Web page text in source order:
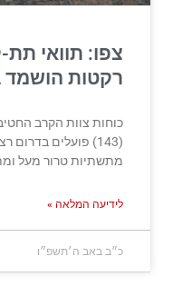
צפו: תוואי
רקטות הושמד
כוחות צוות הקרב
(143) פועלים
מתשתיות טרור מעל
לידיעה המלאה »
כ״ב באב ה׳תשפ״ו